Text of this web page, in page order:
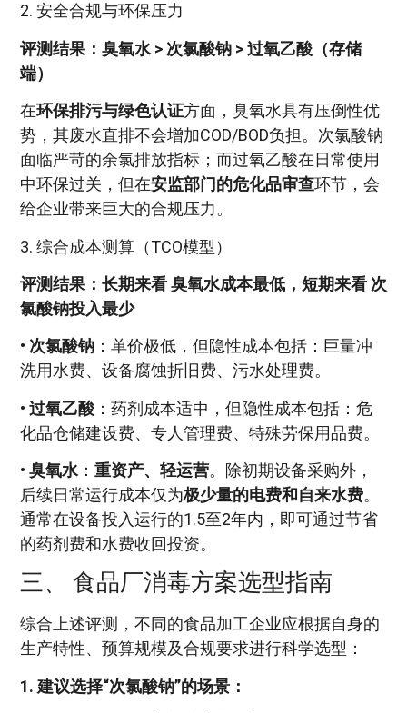
2. 安全合规与环保压力
评测结果：臭氧水 > 次氯酸钠 > 过氧乙酸（存储
端）
在环保排污与绿色认证方面，臭氧水具有压倒性优
势，其废水直排不会增加COD/BOD负担。次氯酸钠
面临严苛的余氯排放指标；而过氧乙酸在日常使用
中环保过关，但在安监部门的危化品审查环节，会
给企业带来巨大的合规压力。
3. 综合成本测算（TCO模型）
评测结果：长期来看 臭氧水成本最低，短期来看 次
氯酸钠投入最少
• 次氯酸钠 ：单价极低，但隐性成本包括：巨量冲
洗用水费、设备腐蚀折旧费、污水处理费。
• 过氧乙酸 ：药剂成本适中，但隐性成本包括：危
化品仓储建设费、专人管理费、特殊劳保用品费。
• 臭氧水： 重资产、轻运营。除初期设备采购外，
后续日常运行成本仅为极少量的电费和自来水费。
通常在设备投入运行的1.5至2年内，即可通过节省
的药剂费和水费收回投资。
三、 食品厂消毒方案选型指南
综合上述评测，不同的食品加工企业应根据自身的
生产特性、预算规模及合规要求进行科学选型：
1. 建议选择“次氯酸钠”的场景：